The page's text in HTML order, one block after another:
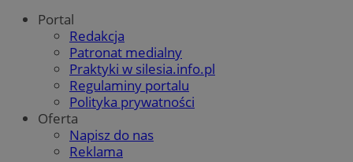
Portal
Redakcja
Patronat medialny
Praktyki w silesia.info.pl
Regulaminy portalu
Polityka prywatności
Oferta
Napisz do nas
Reklama